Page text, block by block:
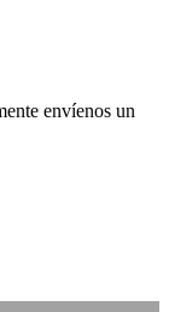
envíenos un